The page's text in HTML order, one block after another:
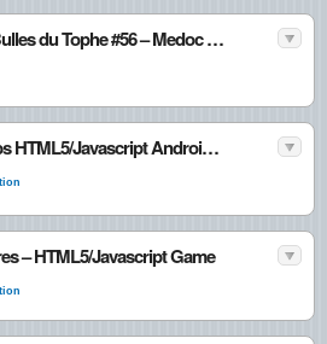
BD Roller – Les Bulles du Tophe #56 – Medoc Games
Topheman Bombs HTML5/Javascript Android Game
– HTML5/Javascript Game